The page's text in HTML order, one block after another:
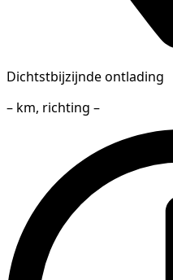
Dichtstbijzijnde ontlading
– km, richting –